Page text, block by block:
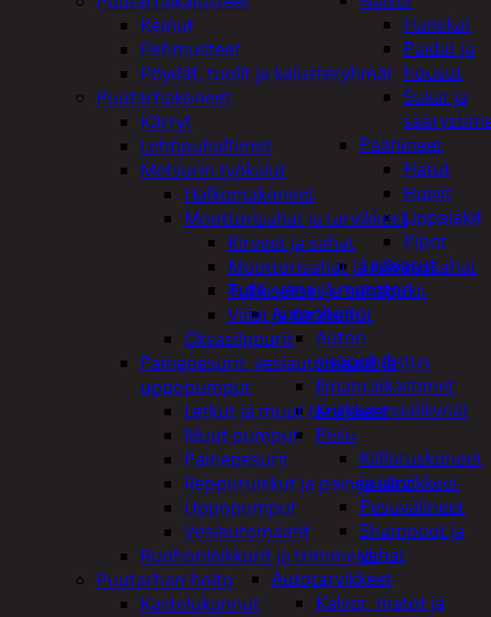
Hanskat
Paidat ja
housut
Sukat ja
Päähineet
Hatut
Huivit
Lippalakit
Pipot
Sadeasut
Auto, vene ja moottori
Autonhoito
Auton
sisäpuhdistus
Ilmanraikastimet
Korjausmaalikynät
Pesu
Kiillotuskoneet
ja tarvikkeet
Pesuvälineet
Shampoot ja
vahat
Autotarvikkeet
Kalvot, matot ja
Keinut
Pehmusteet
Pöydät, tuolit ja kalusteryhmät
Puutarhakoneet
Kärryt
Lehtipuhaltimet
Metsurin työkalut
Halkomakoneet
Moottorisahat ja tarvikkeet
Kirveet ja sahat
Moottorisahat ja raivaussahat
Tukkisakset ja sahapukit
Viilat ja teräketjut
Oksasilppurit
Painepesurit, vesiautomaatit ja
uppopumput
Letkut ja muut tarvikkeet
Muut pumput
Painepesurit
Reppuruiskut ja painepullot
Uppopumput
Vesiautomaatit
Ruohonleikkurit ja trimmerit
Puutarhan hoito
Kastelukannut